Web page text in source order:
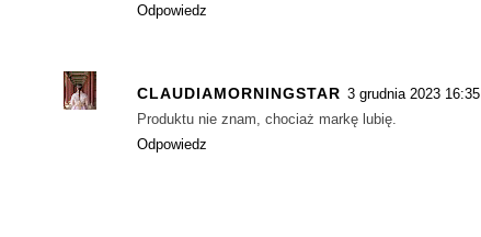
Odpowiedz
CLAUDIAMORNINGSTAR 3 grudnia 2023 16:35
Produktu nie znam, chociaż markę lubię.
Odpowiedz